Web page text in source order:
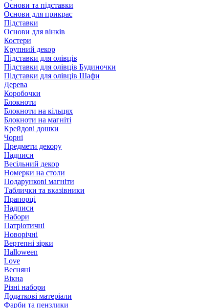
Основи та підставки
Основи для прикрас
Підставки
Основи для вінків
Костери
Крупний декор
Підставки для олівців
Підставки для олівців Будиночки
Підставки для олівців Шафи
Дерева
Коробочки
Блокноти
Блокноти на кільцях
Блокноти на магніті
Крейдові дошки
Чорні
Предмети декору
Надписи
Весільний декор
Номерки на столи
Подарункові магніти
Таблички та вказівники
Прапорці
Надписи
Набори
Патріотичні
Новорічні
Вертепні зірки
Halloween
Love
Весняні
Вікна
Різні набори
Додаткові матеріали
Фарби та пензлики